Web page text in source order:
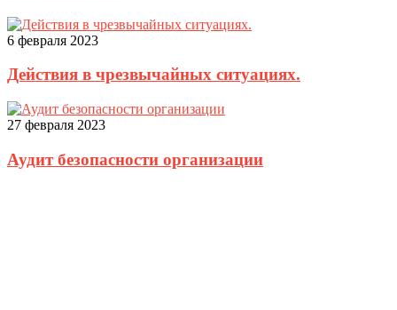
6 февраля 2023
Действия в чрезвычайных ситуациях.
27 февраля 2023
Аудит безопасности организации